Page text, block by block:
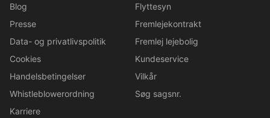
Blog
Presse
Data- og privatlivspolitik
Cookies
Handelsbetingelser
Whistleblowerordning
Karriere
Flyttesyn
Fremlejekontrakt
Fremlej lejebolig
Kundeservice
Vilkår
Søg sagsnr.